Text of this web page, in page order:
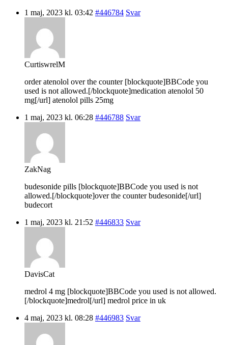
1 maj, 2023 kl. 03:42 #446784 Svar
CurtiswrelM
order atenolol over the counter [blockquote]BBCode you
used is not allowed.[/blockquote]medication atenolol 50
mg[/url] atenolol pills 25mg
1 maj, 2023 kl. 06:28 #446788 Svar
ZakNag
budesonide pills [blockquote]BBCode you used is not
allowed.[/blockquote]over the counter budesonide[/url]
budecort
1 maj, 2023 kl. 21:52 #446833 Svar
DavisCat
medrol 4 mg [blockquote]BBCode you used is not allowed.
[/blockquote]medrol[/url] medrol price in uk
4 maj, 2023 kl. 08:28 #446983 Svar